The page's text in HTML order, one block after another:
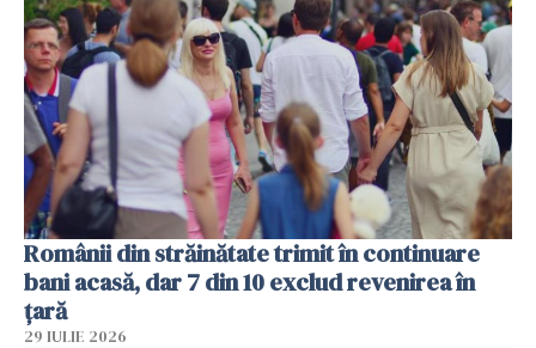
Românii din străinătate trimit în continuare
bani acasă, dar 7 din 10 exclud revenirea în
țară
29 IULIE 2026